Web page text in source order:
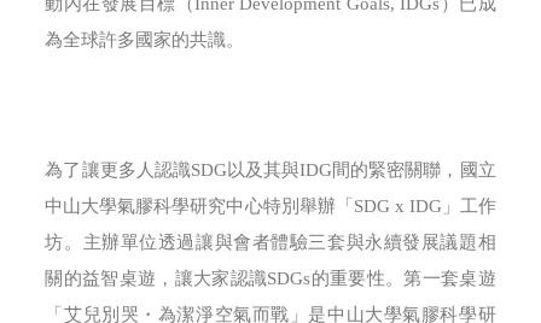
動內在發展目標（Inner Development Goals, IDGs）已成
為全球許多國家的共識。
為了讓更多人認識SDG以及其與IDG間的緊密關聯，國立
中山大學氣膠科學研究中心特別舉辦「SDG x IDG」工作
坊。主辦單位透過讓與會者體驗三套與永續發展議題相
關的益智桌遊，讓大家認識SDGs的重要性。第一套桌遊
「艾兒別哭・為潔淨空氣而戰」是中山大學氣膠科學研